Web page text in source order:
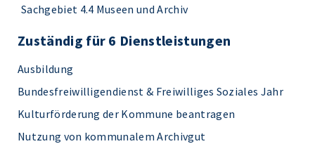
Sachgebiet 4.4 Museen und Archiv
Zuständig für 6 Dienstleistungen
Ausbildung
Bundesfreiwilligendienst & Freiwilliges Soziales Jahr
Kulturförderung der Kommune beantragen
Nutzung von kommunalem Archivgut